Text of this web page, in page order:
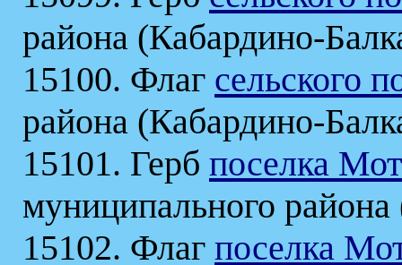
района (Кабардино-
15100. Флаг сельского
района (Кабардино-
15101. Герб поселка
муниципального
15102. Флаг поселка